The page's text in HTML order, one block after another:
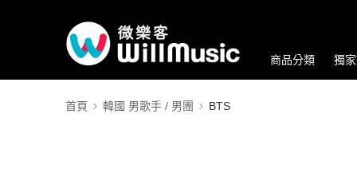
商品分類 獨
首頁 韓國 男歌手 / 男團 BTS